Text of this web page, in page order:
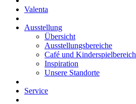
Valenta
Ausstellung
Übersicht
Ausstellungsbereiche
Café und Kinderspielbereich
Inspiration
Unsere Standorte
Service